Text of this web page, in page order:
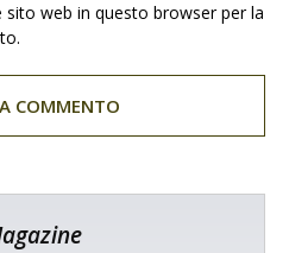
web in questo browser per la